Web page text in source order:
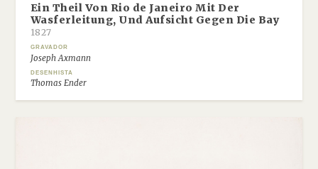
Ein Theil Von Rio de Janeiro Mit Der
Wasferleitung, Und Aufsicht Gegen Die Bay
1827
GRAVADOR
Joseph Axmann
DESENHISTA
Thomas Ender